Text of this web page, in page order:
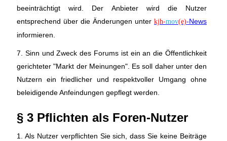
beeinträchtigt wird. Der Anbieter wird die Nutzer
entsprechend über die Änderungen unter kjh-mov(e)-News
informieren.
7. Sinn und Zweck des Forums ist ein an die Öffentlichkeit
gerichteter "Markt der Meinungen". Es soll daher unter den
Nutzern ein friedlicher und respektvoller Umgang ohne
beleidigende Anfeindungen gepflegt werden.
§ 3 Pflichten als Foren-Nutzer
1. Als Nutzer verpflichten Sie sich, dass Sie keine Beiträge